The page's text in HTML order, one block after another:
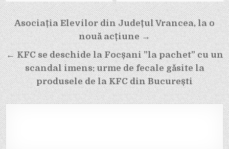
Navigare
în
articole
Asociația Elevilor din Județul Vrancea, la o
nouă acțiune →
← KFC se deschide la Focșani ”la pachet” cu un
scandal imens: urme de fecale găsite la
produsele de la KFC din București